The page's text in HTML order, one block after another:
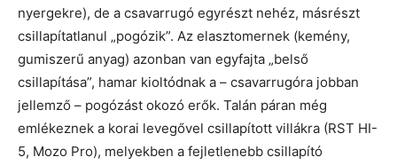
nyergekre), de a csavarrugó egyrészt nehéz, másrészt
csillapítatlanul „pogózik”. Az elasztomernek (kemény,
gumiszerű anyag) azonban van egyfajta „belső
csillapítása”, hamar kioltódnak a – csavarrugóra jobban
jellemző – pogózást okozó erők. Talán páran még
emlékeznek a korai levegővel csillapított villákra (RST HI-
5, Mozo Pro), melyekben a fejletlenebb csillapító